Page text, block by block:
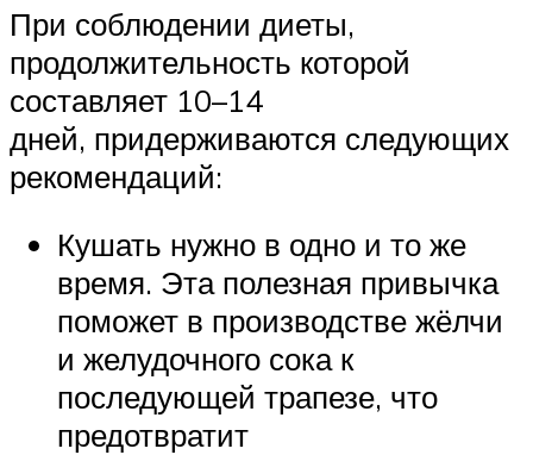
При соблюдении диеты,
продолжительность которой
составляет 10–14
дней, придерживаются следующих
рекомендаций:
Кушать нужно в одно и то же
время. Эта полезная привычка
поможет в производстве жёлчи
и желудочного сока к
последующей трапезе, что
предотвратит